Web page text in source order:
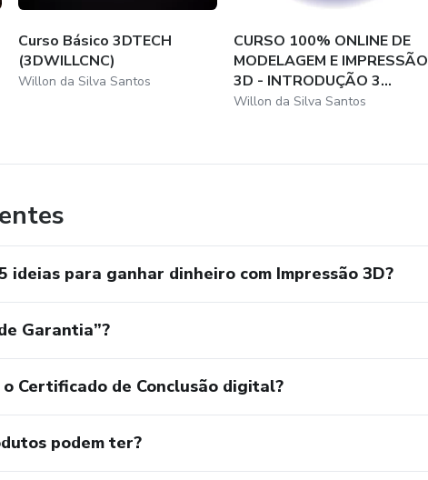
Curso Básico 3DTECH
(3DWILLCNC)
Willon da Silva Santos
CURSO 100% ONLINE DE
MODELAGEM E IMPRESSÃO
3D - INTRODUÇÃO 3...
Willon da Silva Santos
ideias para ganhar dinheiro com Impressão 3D?
Garantia”?
Certificado de Conclusão digital?
podem ter?